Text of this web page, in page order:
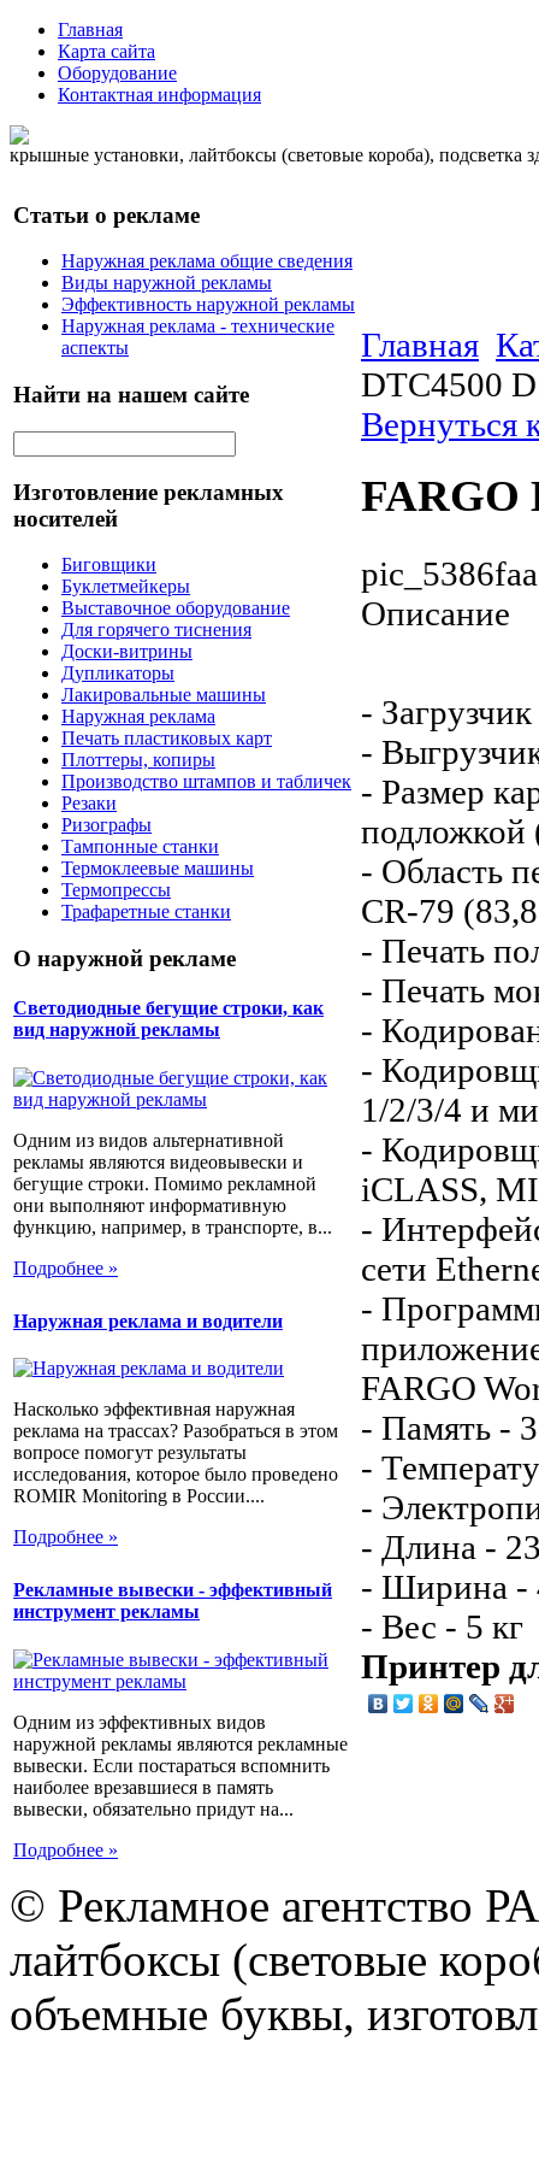
Главная
Карта сайта
Оборудование
Контактная информация
крышные установки, лайтбоксы (световые короба), подсветка
Статьи о рекламе
Наружная реклама общие сведения
Виды наружной рекламы
Эффективность наружной рекламы
Наружная реклама - технические
аспекты
Найти на нашем сайте
Изготовление рекламных
носителей
Биговщики
Буклетмейкеры
Выставочное оборудование
Для горячего тиснения
Доски-витрины
Дупликаторы
Лакировальные машины
Наружная реклама
Печать пластиковых карт
Плоттеры, копиры
Производство штампов и табличек
Резаки
Ризографы
Тампонные станки
Термоклеевые машины
Термопрессы
Трафаретные станки
О наружной рекламе
Светодиодные бегущие строки, как
вид наружной рекламы
Одним из видов альтернативной
рекламы являются видеовывески и
бегущие строки. Помимо рекламной
они выполняют информативную
функцию, например, в транспорте, в...
Подробнее »
Наружная реклама и водители
Насколько эффективная наружная
реклама на трассах? Разобраться в этом
вопросе помогут результаты
исследования, которое было проведено
ROMIR Monitoring в России....
Подробнее »
Рекламные вывески - эффективный
инструмент рекламы
Одним из эффективных видов
наружной рекламы являются рекламные
вывески. Если постараться вспомнить
наиболее врезавшиеся в память
вывески, обязательно придут на...
Подробнее »
Главная
DTC4500
Вернуться
FARGO
Описание
-
-
- Размер
подложкой
- Область
CR-79
- Печать
- Печать
-
-
1/2/3/4 и
-
iCLASS,
-
сети
-
FARGO
- Память -
-
-
- Длина -
- Ширина -
- Вес - 5 кг
Принтер
© Рекламное агентство
лайтбоксы (световые
объемные буквы,